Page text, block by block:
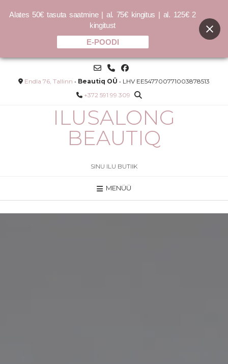
SMOOTH.AGAIN
200ml
40.00€
Skip
contentEndla 76, Tallinn • Beautiq OÜ • LHV EE547700771003878513
+372 591 99 309
ILUSALONG
BEAUTIQ
SINU ILU BUTIIK
MENÜÜ
Alates 50€ tasuta saatmine | al. 75€ kingitus | al. 125€ 2
kingitust
E-POODI